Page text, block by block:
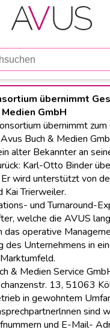
übernimmt
GmbH
übernimmt
Buch & Medien
alter Bekannter an
Karl-Otto Binder
wird unterstützt von
Kai Trierweiler.
und Turnaround-
welche die AVUS
das operative
Unternehmens in
& Medien Service
13, 51063
in gewohntem
sind
und E-Mail-